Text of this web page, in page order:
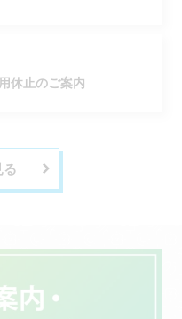
休止のご案内
る